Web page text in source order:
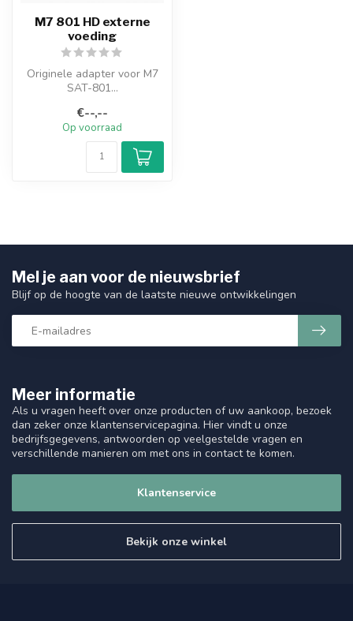
M7 801 HD externe
voeding
Originele adapter voor M7
SAT-801...
€--,--
Op voorraad
Meer informatie
Als u vragen heeft over onze producten of uw aankoop, bezoek
dan zeker onze klantenservicepagina. Hier vindt u onze
bedrijfsgegevens, antwoorden op veelgestelde vragen en
verschillende manieren om met ons in contact te komen.
Klantenservice
Bekijk onze winkel
Mel je aan voor de nieuwsbrief
Blijf op de hoogte van de laatste nieuwe ontwikkelingen